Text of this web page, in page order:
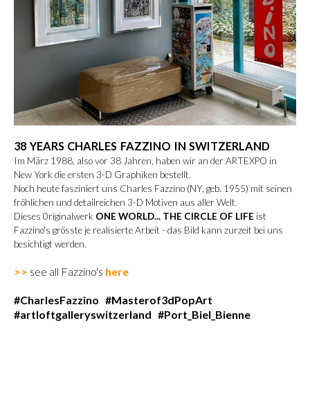
38 YEARS CHARLES FAZZINO IN SWITZERLAND
Im März 1988, also vor 38 Jahren, haben wir an der ARTEXPO in
New York die ersten 3-D Graphiken bestellt.
Noch heute fasziniert uns Charles Fazzino (NY, geb. 1955) mit seinen
fröhlichen und detailreichen 3-D Motiven aus aller Welt.
Dieses 0riginalwerk ONE WORLD... THE CIRCLE OF LIFE ist
Fazzino's grösste je realisierte Arbeit - das Bild kann zurzeit bei uns
besichtigt werden.
>> see all Fazzino's here
#CharlesFazzino #Masterof3dPopArt
#artloftgalleryswitzerland #Port_Biel_Bienne